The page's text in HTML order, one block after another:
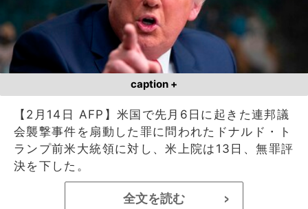
caption +
【2月14日 AFP】米国で先月6日に起きた連邦議
会襲撃事件を扇動した罪に問われたドナルド・ト
ランプ前米大統領に対し、米上院は13日、無罪評
決を下した。
全文を読む >